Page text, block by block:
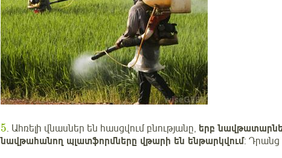
5. Ահռելի վնասներ են հասցվում բնությանը, երբ
նավթահանող պլատֆորմները վթարի են ենթարկվում: Դրանց